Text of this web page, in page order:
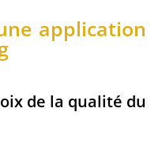
application
de la qualité du